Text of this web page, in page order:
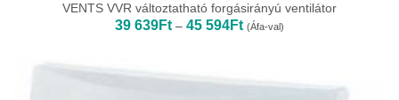
VENTS VVR változtatható forgásirányú ventilátor
39 639Ft – 45 594FtÁrtartomány:
39
(Áfa-val)